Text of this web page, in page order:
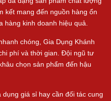
kết mang đến nguồn hàng ổn
hàng kinh doanh hiệu quả.
chóng, Gia Dụng Khánh
phí và thời gian. Đội ngũ tư
chọn sản phẩm đến hậu
giá sỉ hay cần đối tác cung